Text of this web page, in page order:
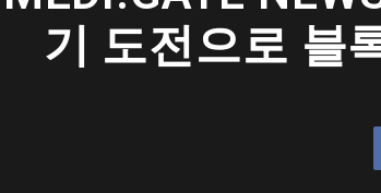
일
기 도전으로 블